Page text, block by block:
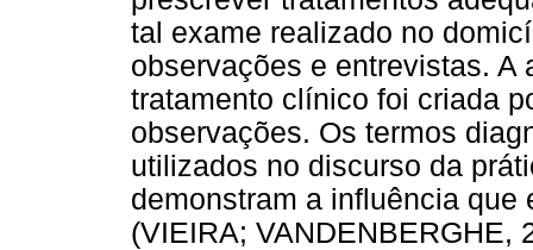
tal exame realizado no
observações e entrevistas.
tratamento clínico foi criada
observações. Os termos
utilizados no discurso da
demonstram a influência
(VIEIRA; VANDENBERGHE,